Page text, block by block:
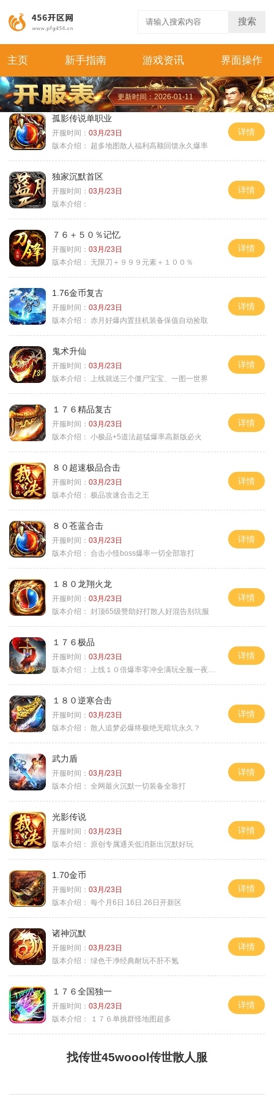
搜索
主页 新手指南 游戏资讯 界面操作
更新时间：2026-01-11
孤影传说单职业
开服时间： 03月/23日
版本介绍：
超多地图散人福利高额回馈永久爆率
详情
独家沉默首区
开服时间： 03月/23日
版本介绍：
详情
７６＋５０％记忆
开服时间： 03月/23日
版本介绍： 无限刀＋９９９元素＋１００％
详情
1.76金币复古
开服时间： 03月/23日
版本介绍： 赤月好爆内置挂机装备保值自动捡取
详情
鬼术升仙
开服时间： 03月/23日
版本介绍：
上线就送三个僵尸宝宝、一图一世界
详情
１７６精品复古
开服时间： 03月/23日
版本介绍： 小极品+5道法超猛爆率高新版必火
详情
８０超速极品合击
开服时间： 03月/23日
版本介绍： 极品攻速合击之王
详情
８０苍蓝合击
开服时间： 03月/23日
版本介绍： 合击小怪boss爆率一切全部靠打
详情
１８０龙翔火龙
开服时间： 03月/23日
版本介绍： 封顶65级赞助好打散人好混告别坑服
详情
１７６极品
开服时间： 03月/23日
版本介绍：
上线１０倍爆率零冲全满玩全服一夜终极
详情
１８０逆寒合击
开服时间： 03月/23日
版本介绍： 散人追梦必爆终极绝无暗坑永久？
详情
武力盾
开服时间： 03月/23日
版本介绍： 全网最火沉默一切装备全靠打
详情
光影传说
开服时间： 03月/23日
版本介绍：
原创专属通关低消新出沉默好玩
详情
1.70金币
开服时间： 03月/23日
版本介绍： 每个月6日.16日.26日开新区
详情
诸神沉默
开服时间： 03月/23日
版本介绍： 绿色干净经典耐玩不肝不氪
详情
１７６全国独一
开服时间： 03月/23日
版本介绍：
１７６单挑群怪地图超多
详情
找传世45woool传世散人服